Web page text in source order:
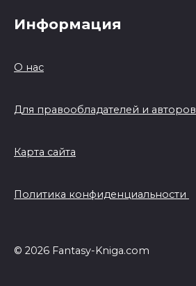
Информация
О нас
Для правообладателей и авторов
Карта сайта
Политика конфиденциальности
© 2026 Fantasy-Kniga.com